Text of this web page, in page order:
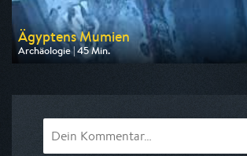
Ägyptens Mumien
Archäologie | 45 Min.
Ausgestrahlt von ZDF info